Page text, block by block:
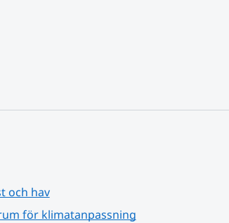
och hav
för klimatanpassning